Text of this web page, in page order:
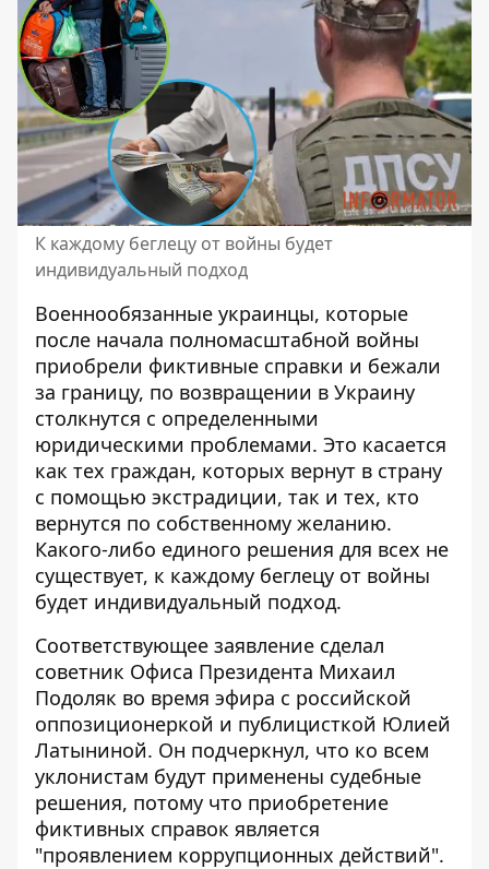
К каждому беглецу от войны будет
индивидуальный подход
Военнообязанные украинцы, которые
после начала полномасштабной войны
приобрели фиктивные справки и бежали
за границу, по возвращении в Украину
столкнутся с определенными
юридическими проблемами. Это касается
как тех граждан, которых вернут в страну
с помощью экстрадиции, так и тех, кто
вернутся по собственному желанию.
Какого-либо единого решения для всех не
существует, к каждому беглецу от войны
будет индивидуальный подход.
Соответствующее заявление сделал
советник Офиса Президента Михаил
Подоляк во время эфира с российской
оппозиционеркой и публицисткой Юлией
Латыниной. Он подчеркнул, что ко всем
уклонистам будут применены судебные
решения, потому что приобретение
фиктивных справок является
"проявлением коррупционных действий".